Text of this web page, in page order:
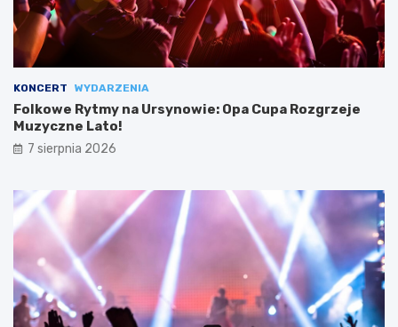
KONCERT WYDARZENIA
Folkowe Rytmy na Ursynowie: Opa Cupa Rozgrzeje
Muzyczne Lato!
7 sierpnia 2026